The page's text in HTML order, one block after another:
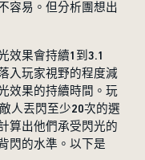
容易。但分析團想出
效果會持續1到3.1
入玩家視野的程度減
效果的持續時間。玩
人丟閃至少20次的選
算出他們承受閃光的
閃的水準。以下是